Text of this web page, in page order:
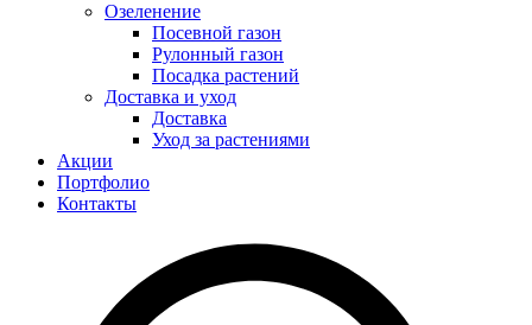
Озеленение
Посевной газон
Рулонный газон
Посадка растений
Доставка и уход
Доставка
Уход за растениями
Акции
Портфолио
Контакты